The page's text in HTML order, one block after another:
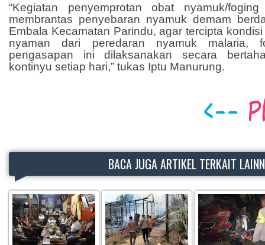
“Kegiatan penyemprotan obat nyamuk/
membrantas penyebaran nyamuk demam
Embala Kecamatan Parindu, agar tercipta
nyaman dari peredaran nyamuk malaria,
pengasapan ini dilaksanakan secara
kontinyu setiap hari,” tukas Iptu Manurung.
BACA JUGA ARTIKEL TERKAIT